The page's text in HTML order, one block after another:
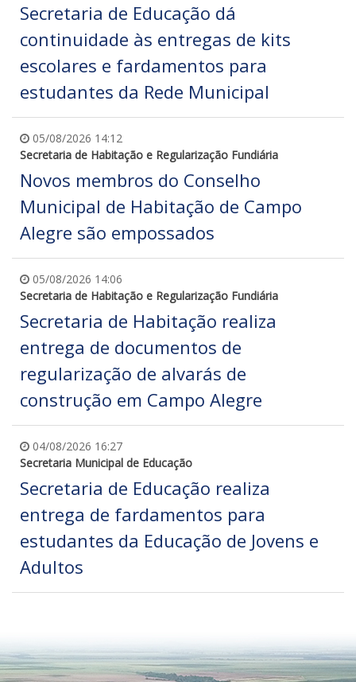
Secretaria de Educação dá
continuidade às entregas de kits
escolares e fardamentos para
estudantes da Rede Municipal
05/08/2026 14:12
Secretaria de Habitação e Regularização Fundiária
Novos membros do Conselho
Municipal de Habitação de Campo
Alegre são empossados
05/08/2026 14:06
Secretaria de Habitação e Regularização Fundiária
Secretaria de Habitação realiza
entrega de documentos de
regularização de alvarás de
construção em Campo Alegre
04/08/2026 16:27
Secretaria Municipal de Educação
Secretaria de Educação realiza
entrega de fardamentos para
estudantes da Educação de Jovens e
Adultos